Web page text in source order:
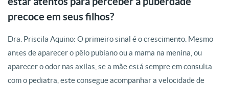
precoce em seus filhos?
Dra. Priscila Aquino: O primeiro sinal é o crescimento. Mesmo
antes de aparecer o pêlo pubiano ou a mama na menina, ou
aparecer o odor nas axilas, se a mãe está sempre em consulta
com o pediatra, este consegue acompanhar a velocidade de